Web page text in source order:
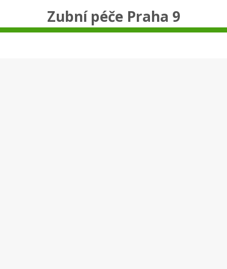
Zubní péče Praha 9